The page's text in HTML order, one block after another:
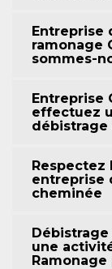
Entreprise
ramonage
sommes-
Entreprise
effectuez
débistrage
Respectez
entreprise
cheminée
une